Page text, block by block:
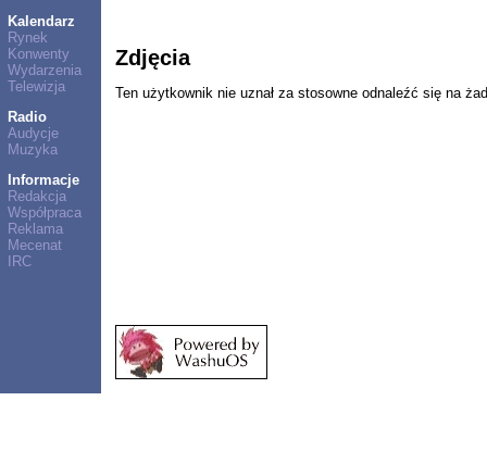
Kalendarz
Rynek
Konwenty
Wydarzenia
Telewizja
Radio
Audycje
Muzyka
Informacje
Redakcja
Współpraca
Reklama
Mecenat
IRC
Zdjęcia
Ten użytkownik nie uznał za stosowne odnaleźć się na